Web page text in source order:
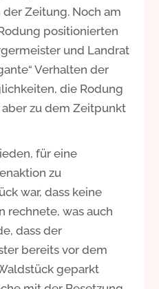
Zeitung. Noch am
positionierten
und Landrat
Verhalten der
die Rodung
zu dem Zeitpunkt
für eine
zu
war, dass keine
rechnete, was auch
dass der
bereits vor dem
geparkt